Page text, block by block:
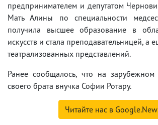
предпринимателем и депутатом
Мать Алины по специальности
получила высшее образование в
искусств и стала преподавательницей, а
театрализованных представлений.
Ранее сообщалось, что на зарубежном
своего брата внучка Софии Ротару.
Читайте нас в